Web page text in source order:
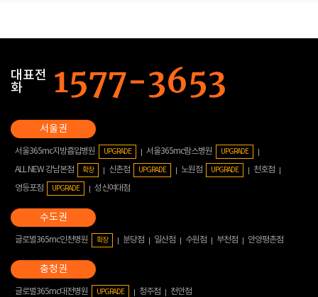
대표전
화
서울365mc지방흡입병원 UPGRADE 서울365mc람스병원 UPGRADE
ALL NEW 강남본점 확장 신촌점 UPGRADE 노원점 UPGRADE
천호점
영등포점
UPGRADE 성신여대점
글로벌365mc인천병원 확장 분당점 일산점 수원점 부천점 안양평촌점
글로벌365mc대전병원 UPGRADE 청주점 천안점